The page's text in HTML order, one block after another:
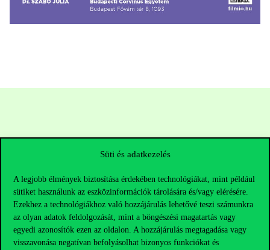
Süti és adatkezelés
A legjobb élmények biztosítása érdekében technológiákat, mint például
sütiket használunk az eszközinformációk tárolására és/vagy elérésére.
Ezekhez a technológiákhoz való hozzájárulás lehetővé teszi számunkra
az olyan adatok feldolgozását, mint a böngészési magatartás vagy
egyedi azonosítók ezen az oldalon. A hozzájárulás megtagadása vagy
visszavonása negatívan befolyásolhat bizonyos funkciókat és
Elérhetőségek